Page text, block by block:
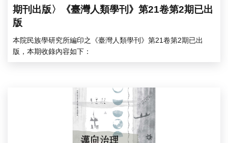
期刊出版〉《臺灣人類學刊》第21卷第2期已出
版
本院民族學研究所編印之《臺灣人類學刊》第21卷第2期已出
版，本期收錄內容如下：